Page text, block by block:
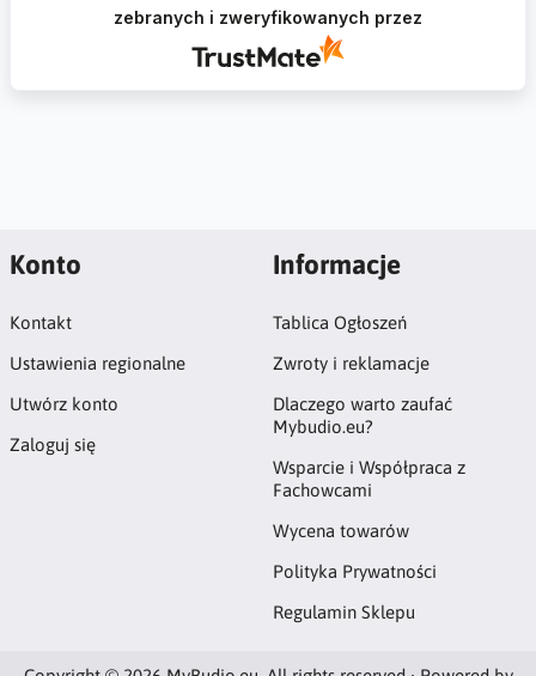
zebranych i zweryfikowanych przez
Konto
Kontakt
Ustawienia regionalne
Utwórz konto
Zaloguj się
Informacje
Tablica Ogłoszeń
Zwroty i reklamacje
Dlaczego warto zaufać
Mybudio.eu?
Wsparcie i Współpraca z
Fachowcami
Wycena towarów
Polityka Prywatności
Regulamin Sklepu